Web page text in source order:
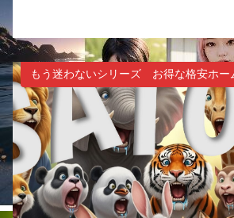
もう迷わないシリーズ お得な格安ホー